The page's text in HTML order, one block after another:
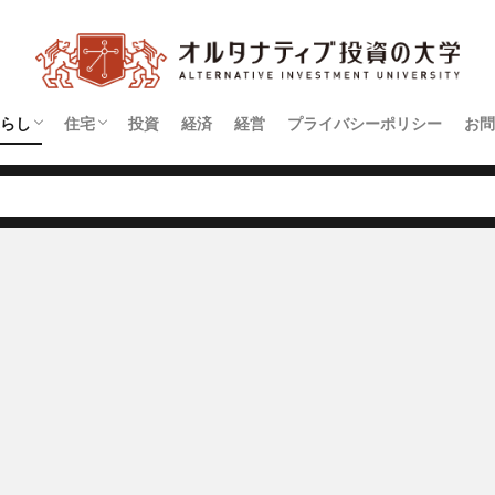
し
約
住宅
アパート
マンション
投資 経済 経営 プライバシーポリシー お